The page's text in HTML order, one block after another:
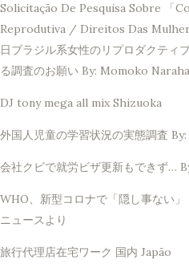
Solicitação De Pesquisa Sobre 「
Reprodutiva / Direitos Das
日ブラジル系女性のリプロダクティ
る調査のお願い By: Momoko
DJ tony mega all mix Shizuoka
外国人児童の学習状況の実態調査
会社クビで就労ビザ更新もできず…
WHO、新型コロナで「隠し事ない
ニュースより
旅行代理店在宅ワーク 国内 Japão